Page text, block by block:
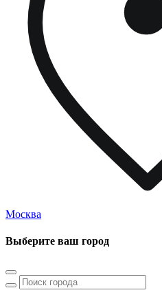
Москва
Выберите ваш город